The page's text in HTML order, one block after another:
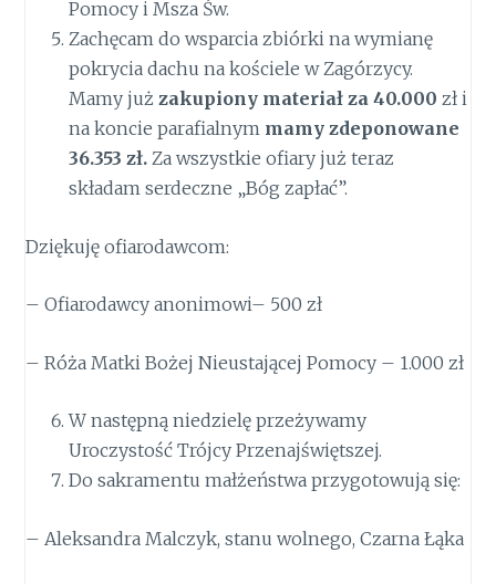
Pomocy i Msza Św.
Zachęcam do wsparcia zbiórki na wymianę
pokrycia dachu na kościele w Zagórzycy.
Mamy już zakupiony materiał za 40.000 zł i
na koncie parafialnym mamy zdeponowane
36.353 zł.Za wszystkie ofiary już teraz
składam serdeczne „Bóg zapłać”.
Dziękuję ofiarodawcom:
– Ofiarodawcy anonimowi– 500 zł
– Róża Matki Bożej Nieustającej Pomocy – 1.000 zł
W następną niedzielę przeżywamy
Uroczystość Trójcy Przenajświętszej.
Do sakramentu małżeństwa przygotowują się:
– Aleksandra Malczyk, stanu wolnego, Czarna Łąka